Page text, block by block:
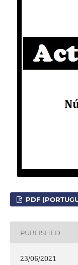
PDF
PUBLISHED
23/06/2021